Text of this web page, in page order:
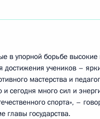
в упорной борьбе высокие
учеников –
мастерства и
и сегодня много сил и
спорта», –
главы государства.